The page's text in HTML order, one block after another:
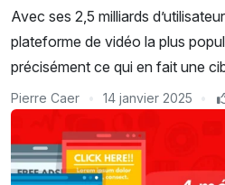
Avec ses 2,5 milliards
plateforme de vidéo la plus
précisément ce qui en fait une
Pierre Caer 14 janvier 2025